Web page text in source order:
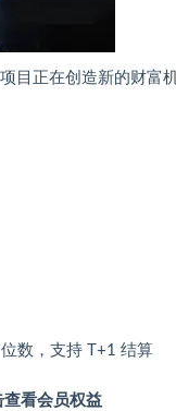
目正在创造新的财富
数，支持 T+1 结算
看会员权益